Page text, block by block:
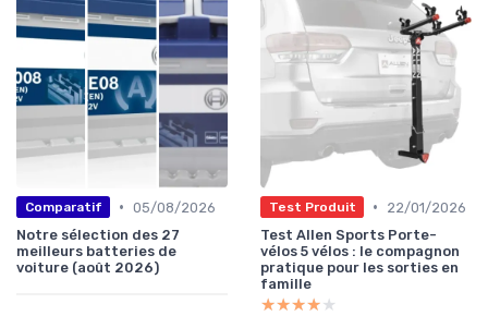
Comparatif • 05/08/2026
Notre sélection des 27
meilleurs batteries de
voiture (août 2026)
Test Produit •
22/01/2026
Test Allen Sports Porte-
vélos 5 vélos : le compagnon
pratique pour les sorties en
famille
★★★★★
★★★★★